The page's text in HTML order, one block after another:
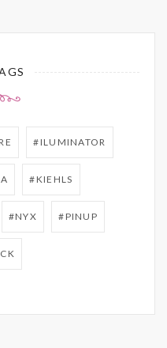
#ILUMINATOR
#KIEHLS
#NYX #PINUP